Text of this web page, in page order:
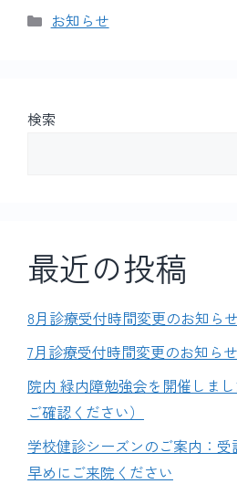
カ
お知らせ
検索
最近の投稿
8月診療受付時間変更のお知らせ
7月診療受付時間変更のお知らせ
院内 緑内障勉強会を開催しま
ご確認ください）
学校健診シーズンのご案内：
早めにご来院ください